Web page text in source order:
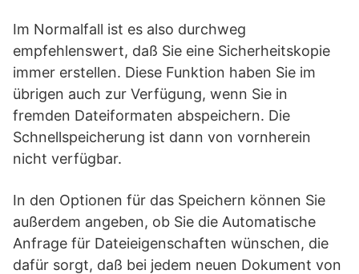
Im Normalfall ist es also durchweg
empfehlenswert, daß Sie eine Sicherheitskopie
immer erstellen. Diese Funktion haben Sie im
übrigen auch zur Verfügung, wenn Sie in
fremden Dateiformaten abspeichern. Die
Schnellspeicherung ist dann von vornherein
nicht verfügbar.
In den Optionen für das Speichern können Sie
außerdem angeben, ob Sie die Automatische
Anfrage für Dateieigenschaften wünschen, die
dafür sorgt, daß bei jedem neuen Dokument von